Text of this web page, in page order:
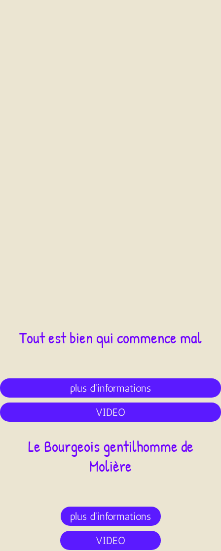
Tout est bien qui commence mal
plus d'informations
VIDEO
Le Bourgeois gentilhomme de
Molière
plus d'informations
VIDEO